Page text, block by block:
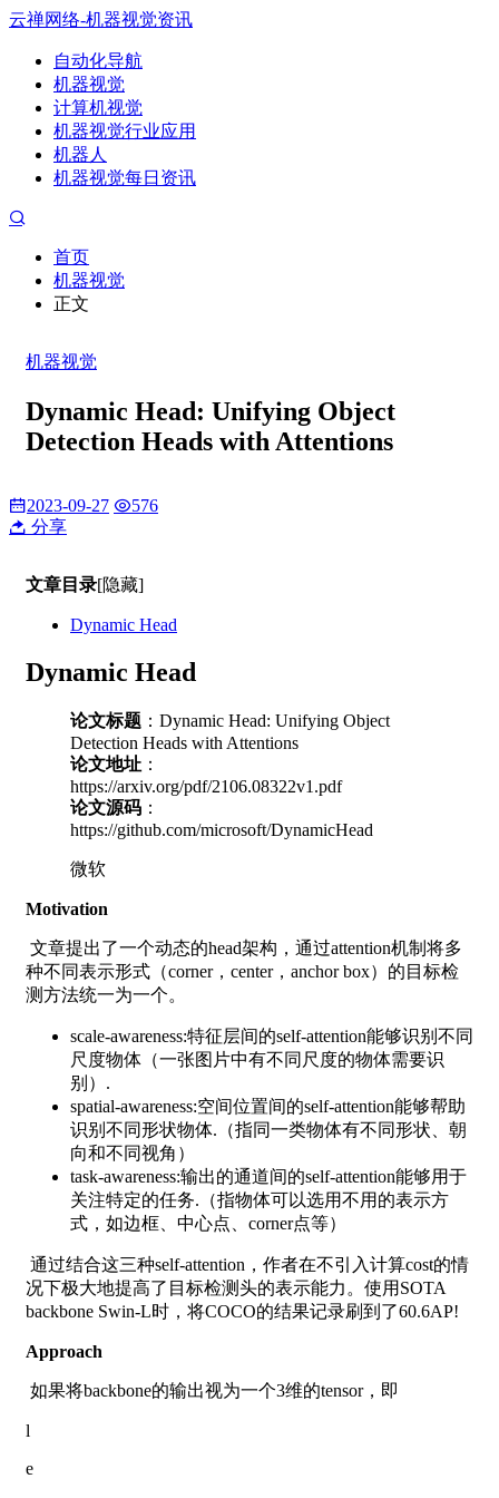
云禅网络-机器视觉资讯
自动化导航
机器视觉
计算机视觉
机器视觉行业应用
机器人
机器视觉每日资讯
首页
机器视觉
正文
机器视觉
Dynamic Head: Unifying Object
Detection Heads with Attentions
2023-09-27
576
分享
文章目录[隐藏]
Dynamic Head
Dynamic Head
论文标题 ：Dynamic Head: Unifying Object
Detection Heads with Attentions
论文地址 ：
https://arxiv.org/pdf/2106.08322v1.pdf
论文源码 ：
https://github.com/microsoft/DynamicHead
微软
Motivation
​ 文章提出了一个动态的head架构，通过attention机制将多
种不同表示形式（corner，center，anchor box）的目标检
测方法统一为一个。
scale-awareness:特征层间的self-attention能够识别不同
尺度物体（一张图片中有不同尺度的物体需要识
别）.
spatial-awareness:空间位置间的self-attention能够帮助
识别不同形状物体.（指同一类物体有不同形状、朝
向和不同视角）
task-awareness:输出的通道间的self-attention能够用于
关注特定的任务.（指物体可以选用不用的表示方
式，如边框、中心点、corner点等）
​ 通过结合这三种self-attention，作者在不引入计算cost的情
况下极大地提高了目标检测头的表示能力。使用SOTA
backbone Swin-L时，将COCO的结果记录刷到了60.6AP!
Approach
​ 如果将backbone的输出视为一个3维的tensor，即
l
e